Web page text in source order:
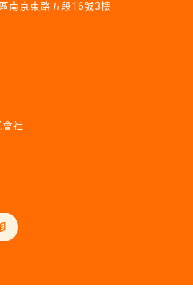
南京東路五段16號3樓
社